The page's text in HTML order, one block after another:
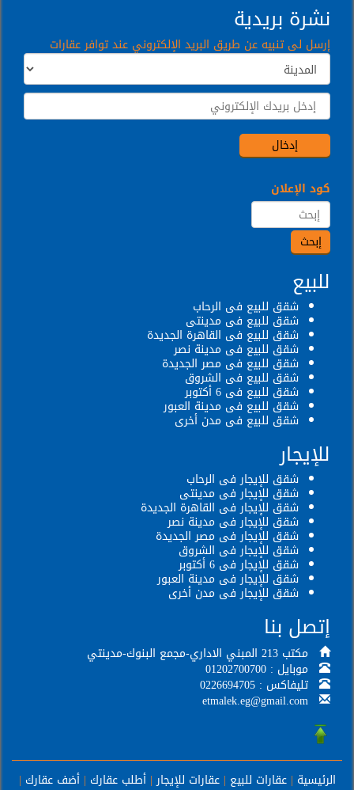
نشرة بريدية
إرسل لى تنبيه عن طريق البريد الإلكتروني عند توافر عقارات
كود الإعلان
للبيع
شقق للبيع فى الرحاب
شقق للبيع فى مدينتى
شقق للبيع فى القاهرة الجديدة
شقق للبيع فى مدينة نصر
شقق للبيع فى مصر الجديدة
شقق للبيع فى الشروق
شقق للبيع فى 6 أكتوبر
شقق للبيع فى مدينة العبور
شقق للبيع فى مدن أخرى
للإيجار
شقق للإيجار فى الرحاب
شقق للإيجار فى مدينتى
شقق للإيجار فى القاهرة الجديدة
شقق للإيجار فى مدينة نصر
شقق للإيجار فى مصر الجديدة
شقق للإيجار فى الشروق
شقق للإيجار فى 6 أكتوبر
شقق للإيجار فى مدينة العبور
شقق للإيجار فى مدن أخرى
إتصل بنا
مكتب 213 المبني الاداري-مجمع البنوك-مدينتي
موبايل : 01202700700
تليفاكس : 0226694705
etmalek.eg@gmail.com
الرئيسية |عقارات للبيع |عقارات للإيجار|أطلب عقارك |أضف عقارك |